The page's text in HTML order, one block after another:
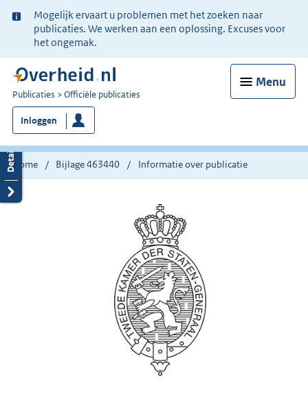
Ter
informatie:
Mogelijk ervaart u problemen met het zoeken naar
publicaties. We werken aan een oplossing. Excuses voor
het ongemak.
Menu
U
bent
nu
hier:
Publicaties Officiële publicaties
Inloggen
Home Bijlage 463440 Informatie over publicatie